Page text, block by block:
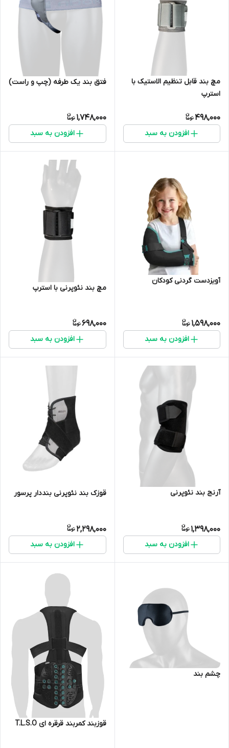
مچ بند قابل تنظیم الاستیک با
استرپ
498,000
افزودن به سبد
فتق بند یک طرفه (چپ و راست)
1,748,000
افزودن به سبد
آویزدست گردنی کودکان
1,598,000
افزودن به سبد
مچ بند نئوپرنی با استرپ
698,000
افزودن به سبد
آرنج بند نئوپرنی
1,398,000
افزودن به سبد
قوزک بند نئوپرنی بنددار پرسور
2,298,000
افزودن به سبد
چشم بند
قوزبند کمربند قرقره ای T.L.S.O